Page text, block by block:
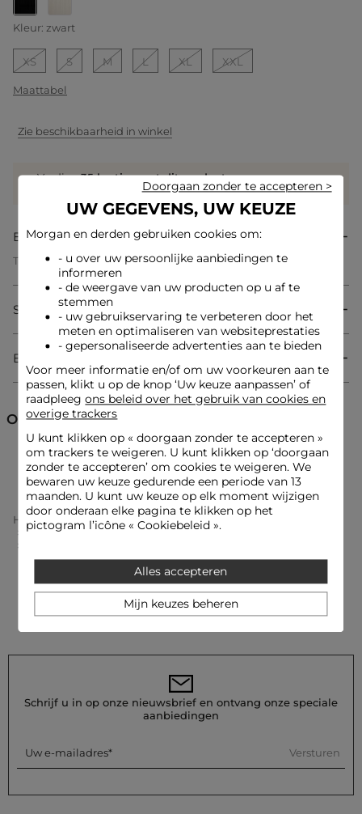
geselecteerd
Kleur: zwart
XS S M L XL XXL
Maattabel
Zie beschikbaarheid in winkel
Verdien35 hartjes met dit product
Beschrijving
Trui met opstaande kraag
Aansluitende pasvorm
Opstaande kraag
Lange mouwen
Fijne breiwerk
Ribbelbreisel
Referentie: 32536311031560979 252-MROYA
Categorie :Truien rolkraag vrouw
Kleur :Truien rolkraag vrouw zwart
Samenstelling & onderhoud
Bezorging & Retourzending
Ontdek ook
Truien rolkraag Truien
Home Kleding Vrouw
Truien Femme
Truien Rolkraag Femme
Schrijf u in op onze nieuwsbrief en ontvang onze speciale
aanbiedingen
Uw e-mailadres Versturen
UW GEGEVENS, UW KEUZE
Morgan en derden gebruiken cookies om:
- u over uw persoonlijke aanbiedingen te
informeren
- de weergave van uw producten op u af te
stemmen
- uw gebruikservaring te verbeteren door het
meten en optimaliseren van websiteprestaties
- gepersonaliseerde advertenties aan te bieden
Voor meer informatie en/of om uw voorkeuren aan te
passen, klikt u op de knop ‘Uw keuze aanpassen’ of
raadpleegons beleid over het gebruik van cookies en
overige trackers
U kunt klikken op « doorgaan zonder te accepteren»
om trackers te weigeren. U kunt klikken op ‘doorgaan
zonder te accepteren’ om cookies te weigeren. We
bewaren uw keuze gedurende een periode van 13
maanden. U kunt uw keuze op elk moment wijzigen
door onderaan elke pagina te klikken op het
pictogram l’icône « Cookiebeleid ».
Alles accepteren
Doorgaan zonder te accepteren >
Mijn keuzes beheren